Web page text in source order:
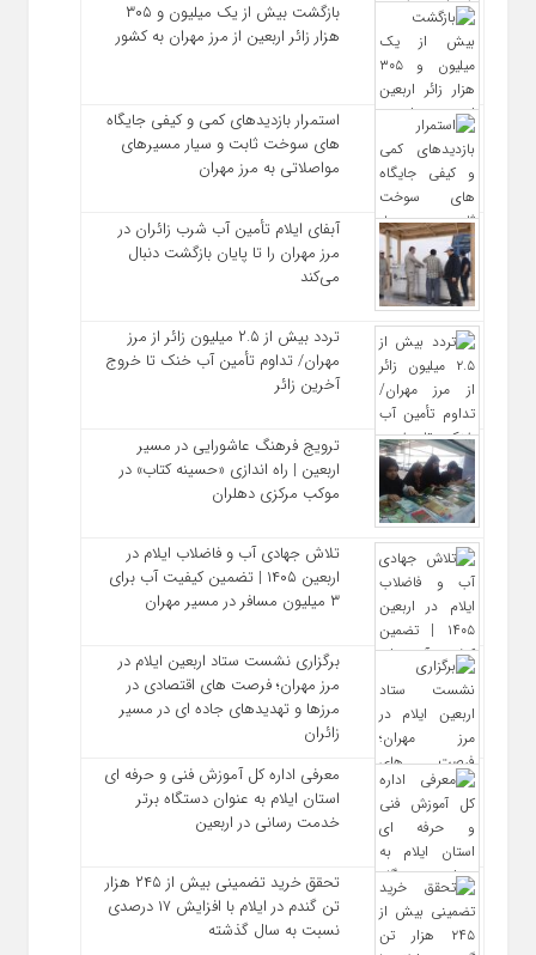
بازگشت بیش از یک میلیون و ۳۰۵
هزار زائر اربعین از مرز مهران به کشور
استمرار بازدیدهای کمی و کیفی جایگاه‌
های سوخت ثابت و سیار مسیرهای
مواصلاتی به مرز مهران
آبفای ایلام تأمین آب شرب زائران در
مرز مهران را تا پایان بازگشت دنبال
می‌کند
تردد بیش از ۲.۵ میلیون زائر از مرز
مهران/ تداوم تأمین آب خنک تا خروج
آخرین زائر
ترویج فرهنگ عاشورایی در مسیر
اربعین | راه‌ اندازی «حسینه کتاب» در
موکب مرکزی دهلران
تلاش جهادی آب و فاضلاب ایلام در
اربعین ۱۴۰۵ | تضمین کیفیت آب برای
۳ میلیون مسافر در مسیر مهران
برگزاری نشست ستاد اربعین ایلام در
مرز مهران؛ فرصت‌ های اقتصادی در
مرزها و تهدیدهای جاده‌ ای در مسیر
زائران
معرفی اداره کل آموزش فنی و حرفه‌ ای
استان ایلام به‌ عنوان دستگاه برتر
خدمت‌ رسانی در اربعین
تحقق خرید تضمینی بیش از ۲۴۵ هزار
تن گندم در ایلام با افزایش ۱۷ درصدی
نسبت به سال گذشته